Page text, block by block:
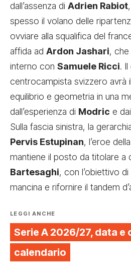
dall’assenza di Adrien Rabiot
spesso il volano delle
ovviare alla squalifica del
affida ad Ardon Jashari, che
interno con Samuele Ricci.
centrocampista svizzero avrà
equilibrio e geometria in una
dall’esperienza di Modric e
Sulla fascia sinistra, la
Pervis Estupinan, l’eroe
mantiene il posto da titolare a
Bartesaghi, con l’obiettivo
mancina e rifornire il tandem
LEGGI ANCHE
Serie A 2026/27, data e
calendario